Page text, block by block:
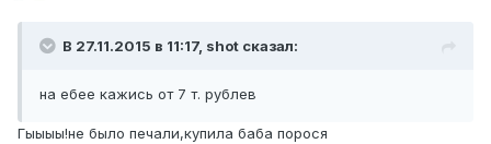
В 27.11.2015 в 11:17, shot сказал:
на ебее кажись от 7 т. рублев
Гыыыы!не было печали,купила баба порося